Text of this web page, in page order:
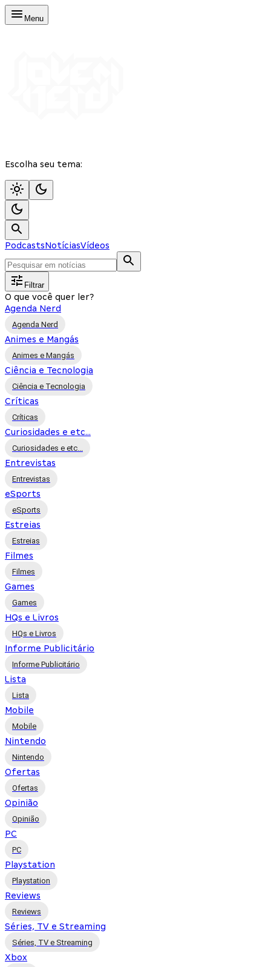
Menu
Escolha seu tema:
PodcastsNotíciasVídeos
Filtrar
O que você quer ler?
Agenda Nerd
Agenda Nerd
Animes e Mangás
Animes e Mangás
Ciência e Tecnologia
Ciência e Tecnologia
Críticas
Críticas
Curiosidades e etc...
Curiosidades e etc...
Entrevistas
Entrevistas
eSports
eSports
Estreias
Estreias
Filmes
Filmes
Games
Games
HQs e Livros
HQs e Livros
Informe Publicitário
Informe Publicitário
Lista
Lista
Mobile
Mobile
Nintendo
Nintendo
Ofertas
Ofertas
Opinião
Opinião
PC
PC
Playstation
Playstation
Reviews
Reviews
Séries, TV e Streaming
Séries, TV e Streaming
Xbox